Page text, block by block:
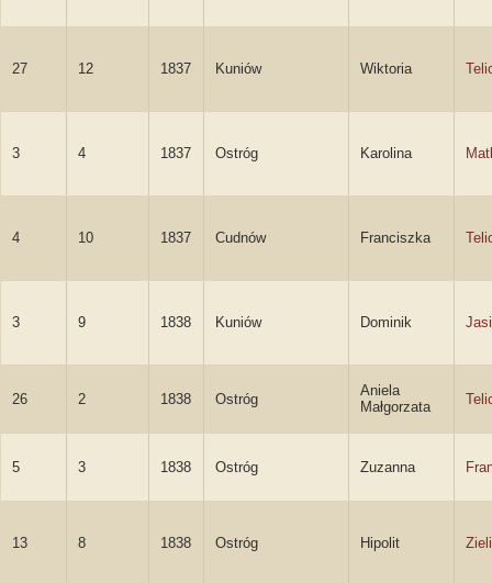
27 12 1837 Kuniów Wiktoria
3 4 1837 Ostróg Karolina
4 10 1837 Cudnów Franciszka
3 9 1838 Kuniów Dominik
26 2 1838 Ostróg
Aniela
Małgorzata
5 3 1838 Ostróg Zuzanna
13 8 1838 Ostróg Hipolit